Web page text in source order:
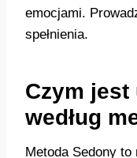
emocjami.
spełnienia.
Czym
według
Metoda Sedony